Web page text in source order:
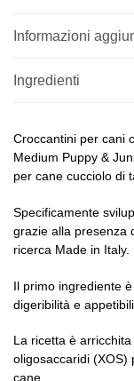
Informazioni
Ingredienti
Croccantini per cani
Medium Puppy &
per cane cucciolo di
Specificamente
grazie alla presenza
ricerca Made in Italy.
Il primo ingrediente
digeribilità e
La ricetta è
oligosaccaridi (XOS)
cane.